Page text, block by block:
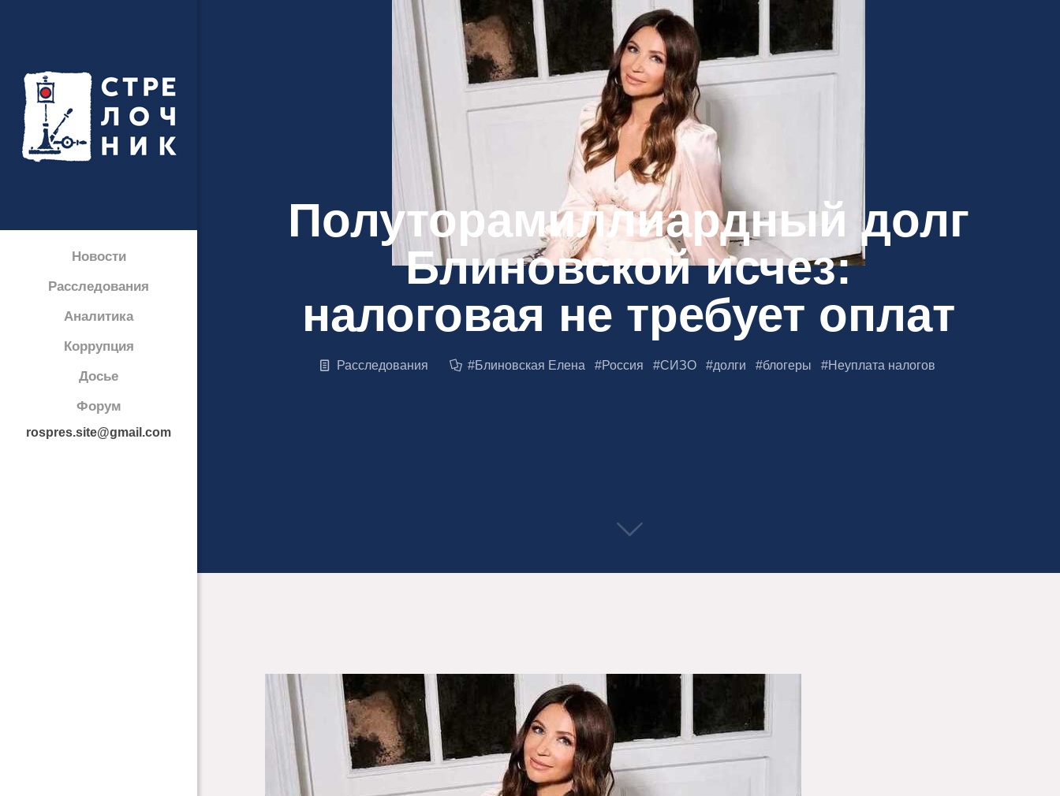
Новости
Расследования
Аналитика
Коррупция
Досье
Форум
rospres.site@gmail.com
Полуторамиллиардный долг
Блиновской исчез:
налоговая не требует оплат
Расследования #Блиновская Елена #Россия #СИЗО#долги #блогеры #Неуплата налогов